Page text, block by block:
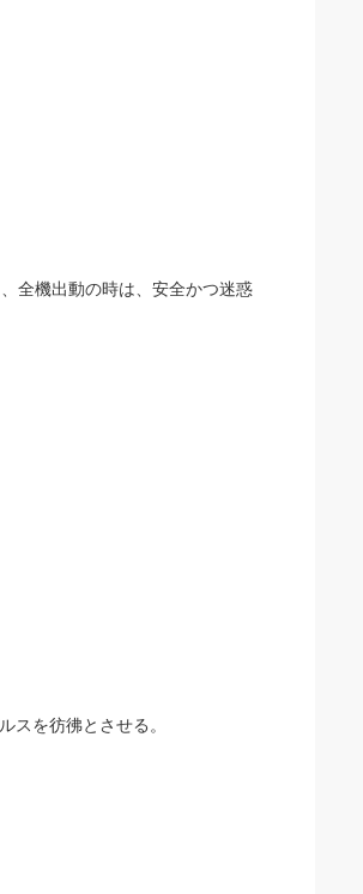
全機出動の時は、安全かつ迷惑
スを彷彿とさせる。